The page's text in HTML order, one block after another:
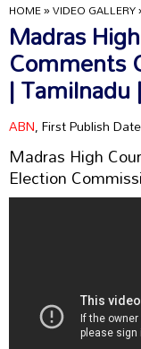
HOME»VIDEO GALLERY
Madras
Comments
|
ABN, First Publish
Madras High
Election